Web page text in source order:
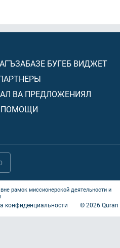
БУГЕБ ВИДЖЕТ
ВА ПРЕДЛОЖЕНИЯЛ
ПОМОЩИ
рамок миссионерской деятельности и
конфиденциальности ©2026